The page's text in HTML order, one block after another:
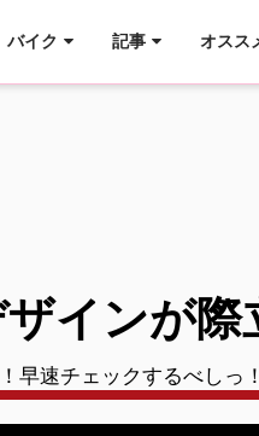
バイク 記事 オスス
インが際
早速チェックするべしっ！